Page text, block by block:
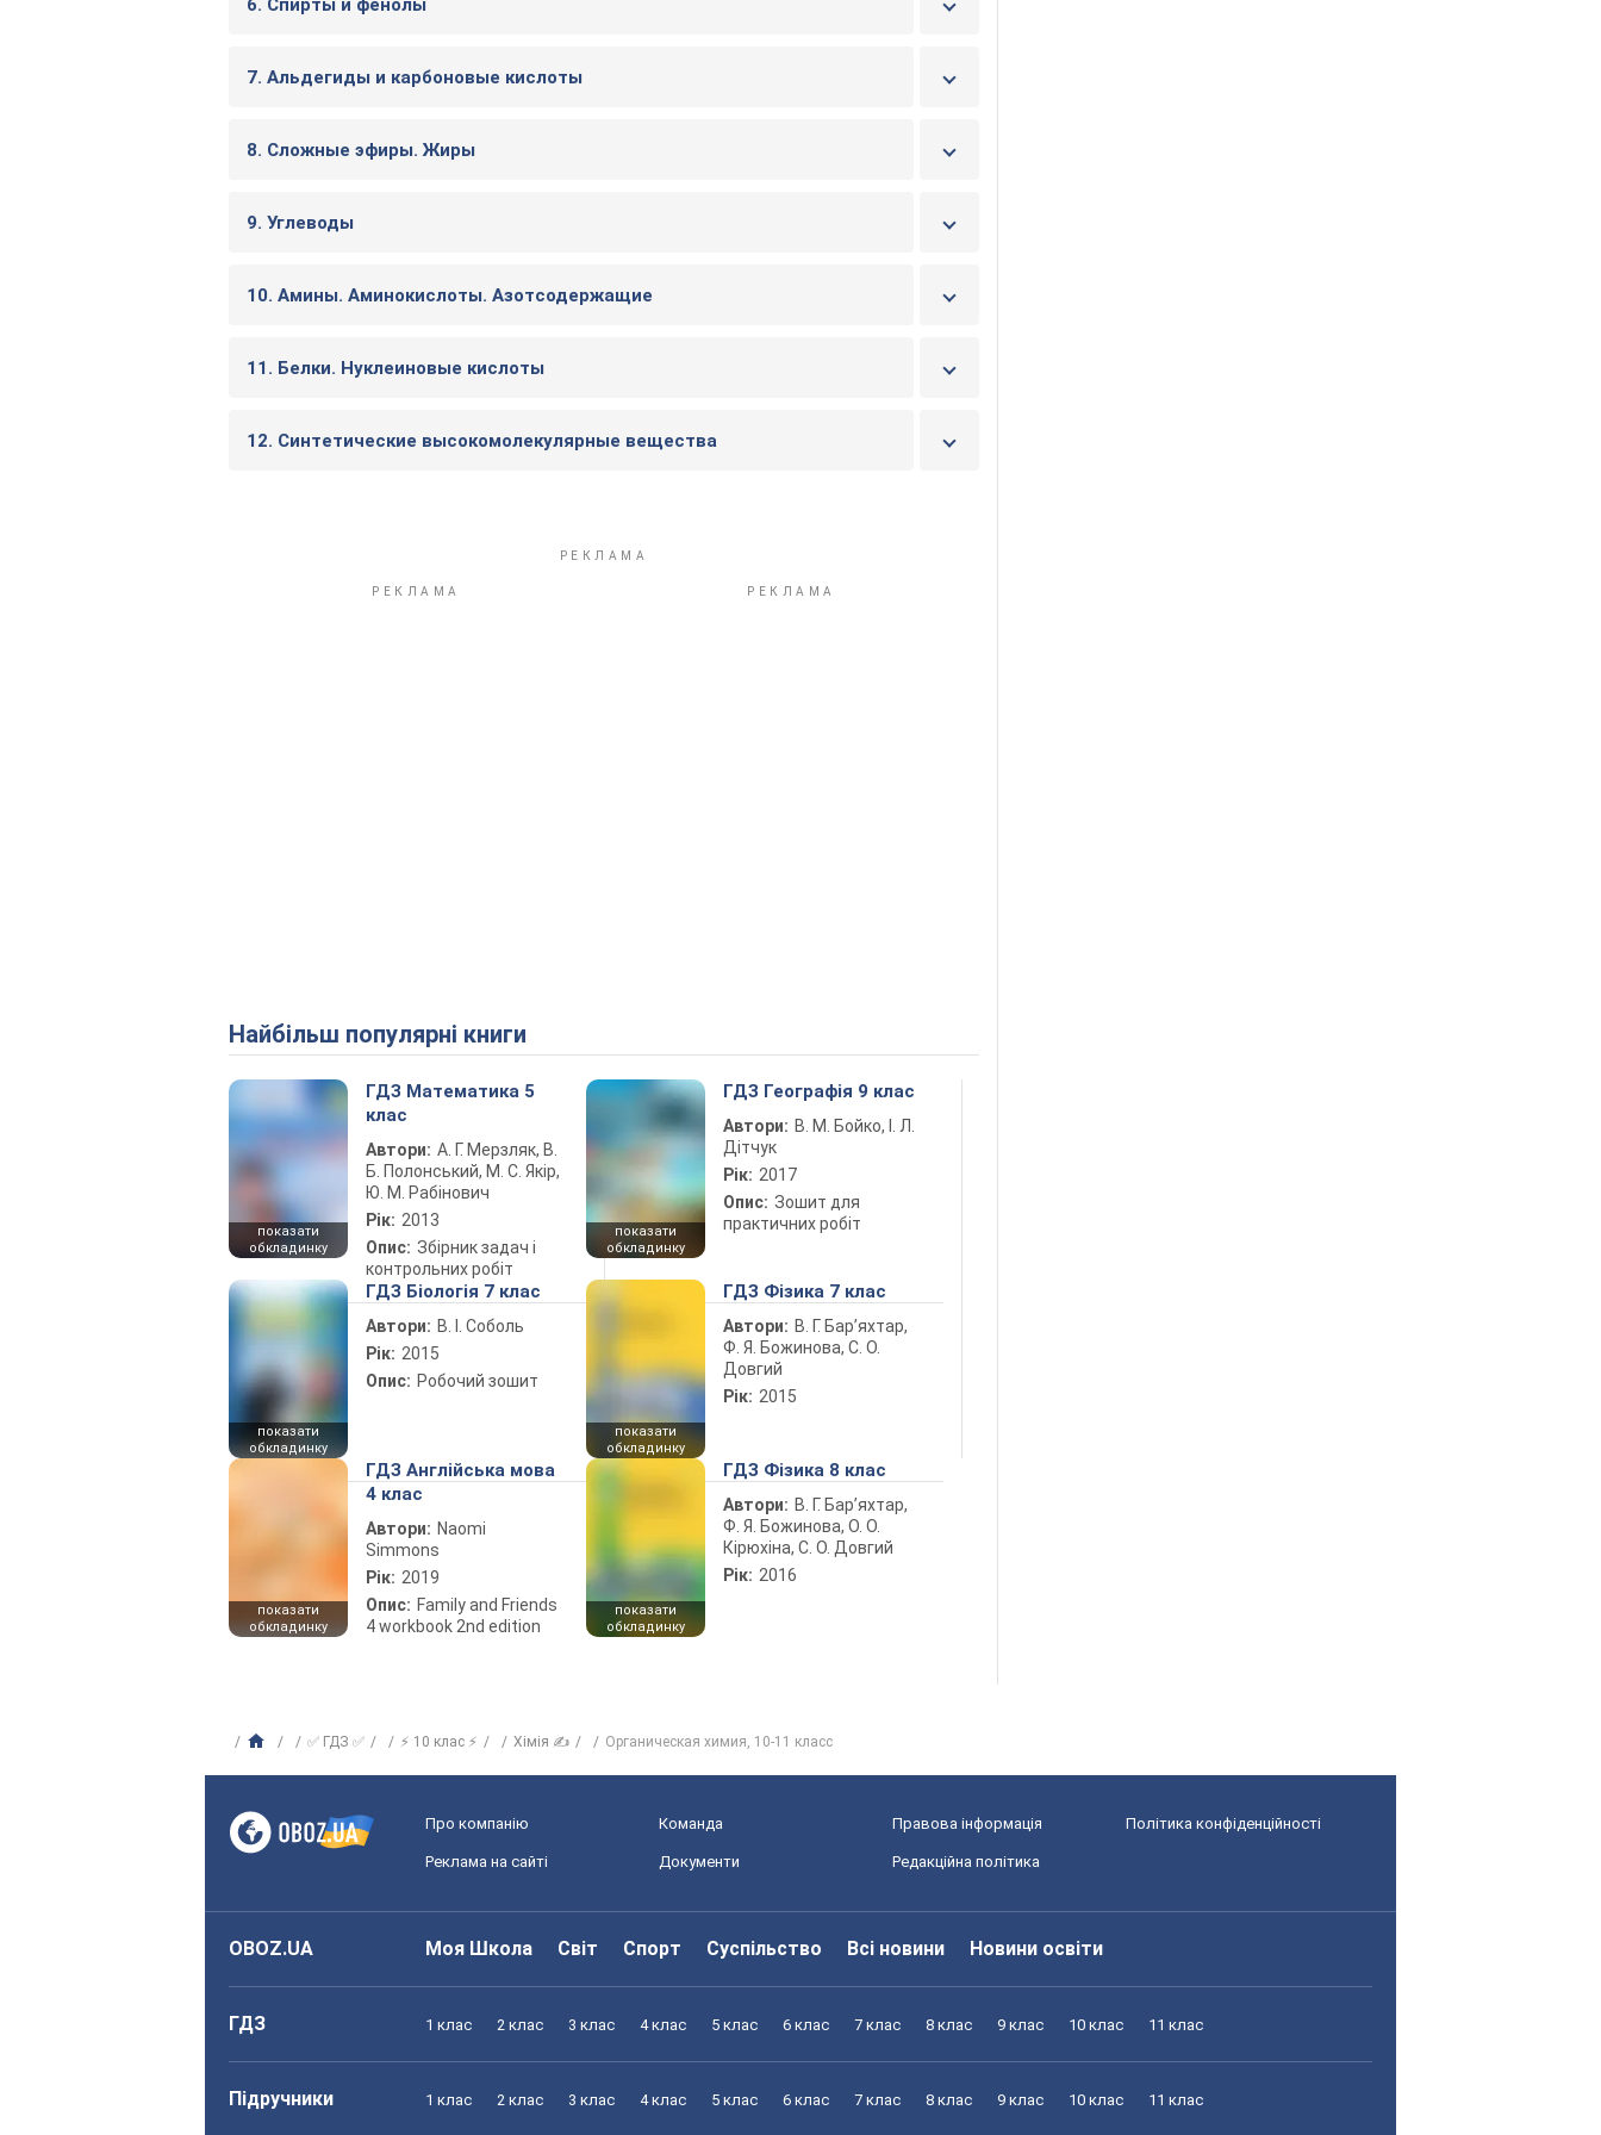
6. Спирты и фенолы
7. Альдегиды и карбоновые кислоты
8. Сложные эфиры. Жиры
9. Углеводы
10. Амины. Аминокислоты. Азотсодержащие
11. Белки. Нуклеиновые кислоты
12. Синтетические высокомолекулярные вещества
Найбільш популярні книги
показати
обкладинку
ГДЗ Математика 5
клас
Автори: А. Г. Мерзляк, В.
Б. Полонський, М. С. Якір,
Ю. М. Рабінович
Рік: 2013
Опис: Збірник задач і
контрольних робіт
показати
обкладинку
ГДЗ Географія 9 клас
Автори: В. М. Бойко, І. Л.
Дітчук
Рік: 2017
Опис: Зошит для
практичних робіт
показати
обкладинку
ГДЗ Біологія 7 клас
Автори: В. І. Соболь
Рік: 2015
Опис: Робочий зошит
показати
обкладинку
ГДЗ Фізика 7 клас
Автори: В. Г. Бар’яхтар,
Ф. Я. Божинова, С. О.
Довгий
Рік: 2015
показати
обкладинку
ГДЗ Англійська мова
4 клас
Автори: Naomi
Simmons
Рік: 2019
Опис: Family and Friends
4 workbook 2nd edition
показати
обкладинку
ГДЗ Фізика 8 клас
Автори: В. Г. Бар’яхтар,
Ф. Я. Божинова, О. О.
Кірюхіна, С. О. Довгий
Рік: 2016
✅ ГДЗ ✅ ⚡ 10 клас ⚡ Хімія ✍ Органическая химия, 10-11 класс
Про компанію Команда Правова інформація Політика конфіденційності
Реклама на сайті Документи Редакційна політика
OBOZ.UA Моя Школа Світ Спорт Суспільство Всі новини Новини освіти
ГДЗ 1 клас 2 клас 3 клас 4 клас 5 клас 6 клас 7 клас 8 клас 9 клас 10 клас 11 клас
Підручники 1 клас 2 клас 3 клас 4 клас 5 клас 6 клас 7 клас 8 клас 9 клас 10 клас 11 клас